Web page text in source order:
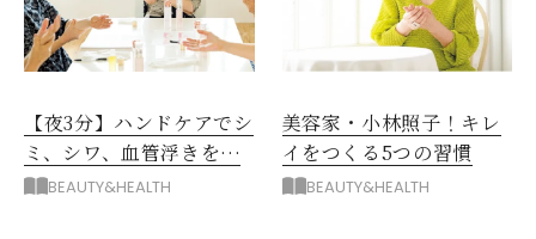
【夜3分】ハンドケアでシ
ミ、シワ、血管浮きをキ
レイにBEAUTY&HEALTH
美容家・小林照子！キレ
イをつくる5つの習慣
BEAUTY&HEALTH